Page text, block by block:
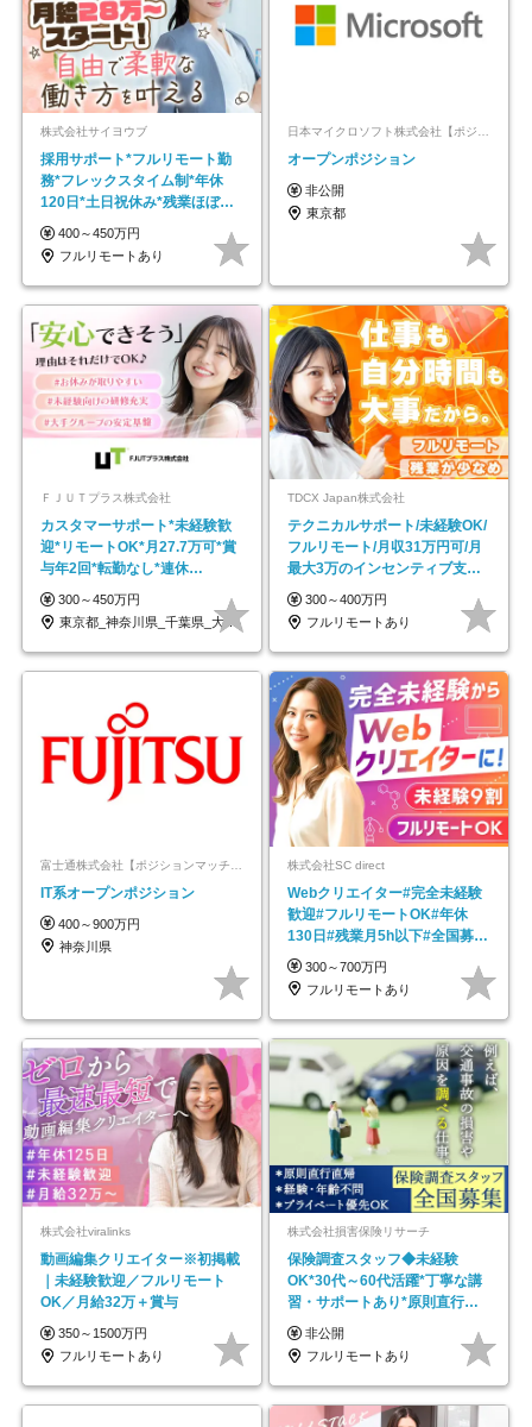
株式会社サイヨウブ
採用サポート*フルリモート勤
務*フレックスタイム制*年休
120日*土日祝休み*残業ほぼな
し*育児中社員8割以上
400～450万円
フルリモートあり
オープンポジション
非公開
東京都
ＦＪＵＴプラス株式会社
カスタマーサポート*未経験歓
迎*リモートOK*月27.7万可*賞
与年2回*転勤なし*連休
OK/ZE010232
300～450万円
東京都_神奈川県_千葉県_大阪府_愛知県…
TDCX Japan株式会社
テクニカルサポート/未経験OK/
フルリモート/月収31万円可/月
最大3万のインセンティブ支給/
平均年齢33歳
300～400万円
フルリモートあり
IT系オープンポジション
400～900万円
神奈川県
株式会社SC direct
Webクリエイター#完全未経験
歓迎#フルリモートOK#年休
130日#残業月5h以下#全国募集
#最大1年の研修
300～700万円
フルリモートあり
株式会社viralinks
動画編集クリエイター※初掲載
｜未経験歓迎／フルリモート
OK／月給32万＋賞与
350～1500万円
フルリモートあり
株式会社損害保険リサーチ
保険調査スタッフ◆未経験
OK*30代～60代活躍*丁寧な講
習・サポートあり*原則直行直
帰／全国募集・業務委託
非公開
フルリモートあり